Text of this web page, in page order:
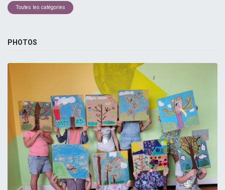
Toutes les catégories
PHOTOS